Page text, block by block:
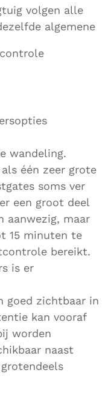
volgen alle
algemene
wandeling.
één zeer grote
soms ver
een groot deel
aanwezig, maar
15 minuten te
bereikt.
is er
goed zichtbaar in
kan vooraf
worden
naast